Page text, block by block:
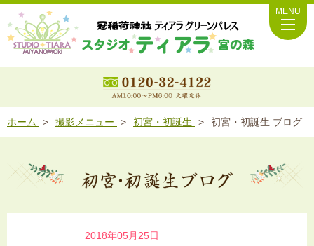
MENU
ホーム 撮影メニュー 初宮・初誕生 初宮・初誕生 ブログ
2018年05月25日